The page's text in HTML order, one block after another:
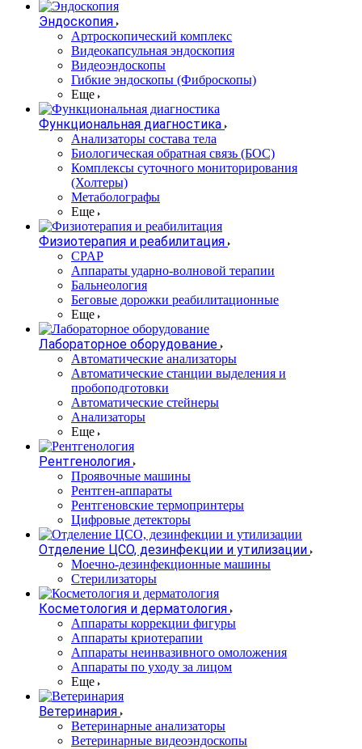
Эндоскопия
Артроскопический комплекс
Видеокапсульная эндоскопия
Видеоэндоскопы
Гибкие эндоскопы (Фиброcкопы)
Еще
Функциональная диагностика
Анализаторы состава тела
Биологическая обратная связь (БОС)
Комплексы суточного мониторирования
(Холтеры)
Метаболографы
Еще
Физиотерапия и реабилитация
CPAP
Аппараты ударно-волновой терапии
Бальнеология
Беговые дорожки реабилитационные
Еще
Лабораторное оборудование
Автоматические анализаторы
Автоматические станции выделения и
пробоподготовки
Автоматические стейнеры
Анализаторы
Еще
Рентгенология
Проявочные машины
Рентген-аппараты
Рентгеновские термопринтеры
Цифровые детекторы
Отделение ЦСО, дезинфекции и утилизации
Моечно-дезинфекционные машины
Стерилизаторы
Косметология и дерматология
Аппараты коррекции фигуры
Аппараты криотерапии
Аппараты неинвазивного омоложения
Аппараты по уходу за лицом
Еще
Ветеринария
Ветеринарные анализаторы
Ветеринарные видеоэндоскопы